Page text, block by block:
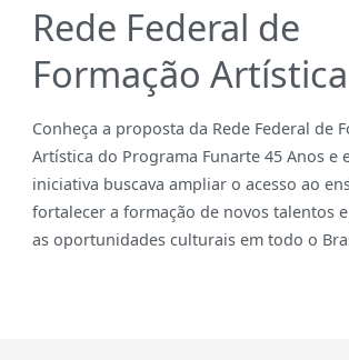
Rede Federal de
Formação Artística
Conheça a proposta da Rede Federal de
Artística do Programa Funarte 45 Anos e
iniciativa buscava ampliar o acesso ao
fortalecer a formação de novos talentos
as oportunidades culturais em todo o